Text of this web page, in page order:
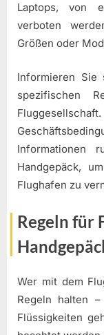
Laptops, von
verboten
Größen oder
Informieren
spezifischen
Informationen
Handgepäck,
Flughafen zu
Regeln für
Wer mit dem
Regeln halten
Flüssigkeiten